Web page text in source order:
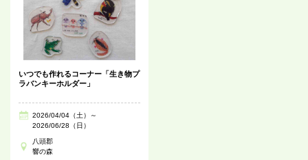
いつでも作れるコーナー「生き物プ
ラバンキーホルダー」
2026/04/04（土）～
2026/06/28（日）
八頭郡
響の森